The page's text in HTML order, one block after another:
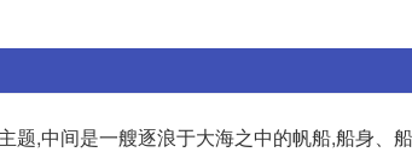
题,中间是一艘逐浪于大海之中的帆船,船身、